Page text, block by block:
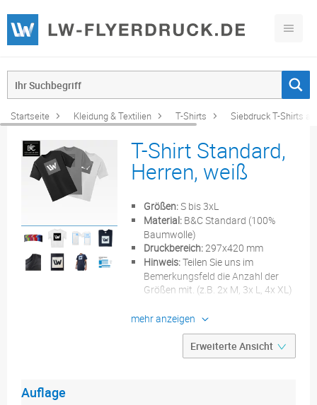
Startseite Kleidung & Textilien T-Shirts Siebdruck T-Shirts
T-Shirt Standard,
Herren, weiß
Größen:S bis 3xL
Material: B&C Standard (100%
Baumwolle)
Druckbereich:297x420 mm
Hinweis:Teilen Sie uns im
Bemerkungsfeld die Anzahl der
Größen mit. (z.B. 2x M, 3x L, 4x XL)
Konfigurieren
Produktdetails
mehr anzeigen
Auflage